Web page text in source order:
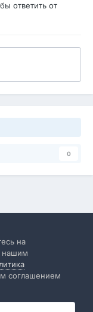
ответить от
0
связь
на
нашим
соглашением